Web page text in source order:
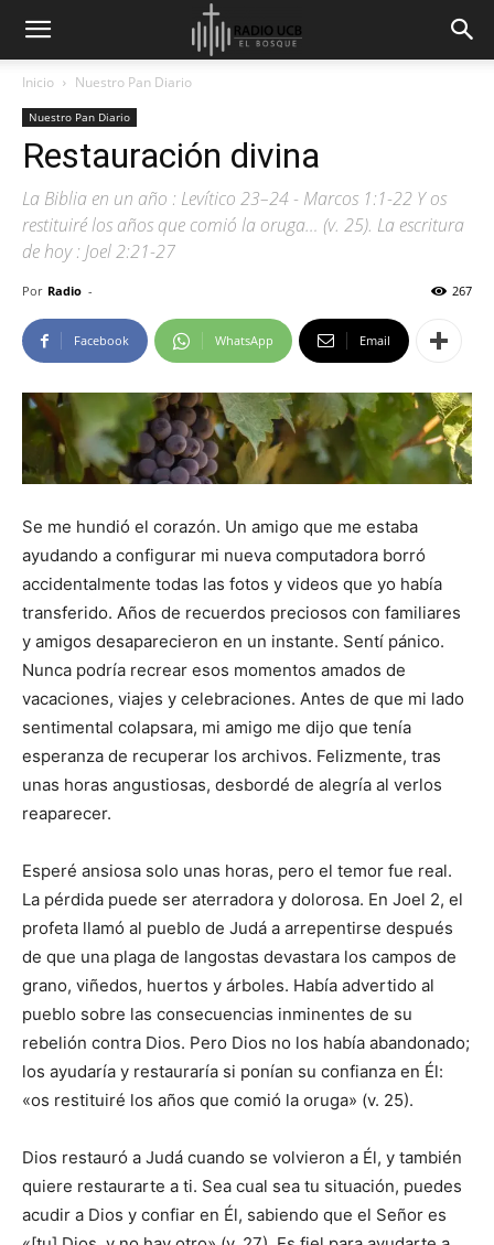
Inicio Nuestro Pan Diario
Nuestro Pan Diario
Restauración divina
La Biblia en un año : Levítico 23–24 - Marcos 1:1-22 Y os
restituiré los años que comió la oruga… (v. 25). La escritura
de hoy : Joel 2:21-27
Por Radio - 267
Facebook WhatsApp Email
Se me hundió el corazón. Un amigo que me estaba
ayudando a configurar mi nueva computadora borró
accidentalmente todas las fotos y videos que yo había
transferido. Años de recuerdos preciosos con familiares
y amigos desaparecieron en un instante. Sentí pánico.
Nunca podría recrear esos momentos amados de
vacaciones, viajes y celebraciones. Antes de que mi lado
sentimental colapsara, mi amigo me dijo que tenía
esperanza de recuperar los archivos. Felizmente, tras
unas horas angustiosas, desbordé de alegría al verlos
reaparecer.
Esperé ansiosa solo unas horas, pero el temor fue real.
La pérdida puede ser aterradora y dolorosa. En Joel 2, el
profeta llamó al pueblo de Judá a arrepentirse después
de que una plaga de langostas devastara los campos de
grano, viñedos, huertos y árboles. Había advertido al
pueblo sobre las consecuencias inminentes de su
rebelión contra Dios. Pero Dios no los había abandonado;
los ayudaría y restauraría si ponían su confianza en Él:
«os restituiré los años que comió la oruga» (v. 25).
Dios restauró a Judá cuando se volvieron a Él, y también
quiere restaurarte a ti. Sea cual sea tu situación, puedes
acudir a Dios y confiar en Él, sabiendo que el Señor es